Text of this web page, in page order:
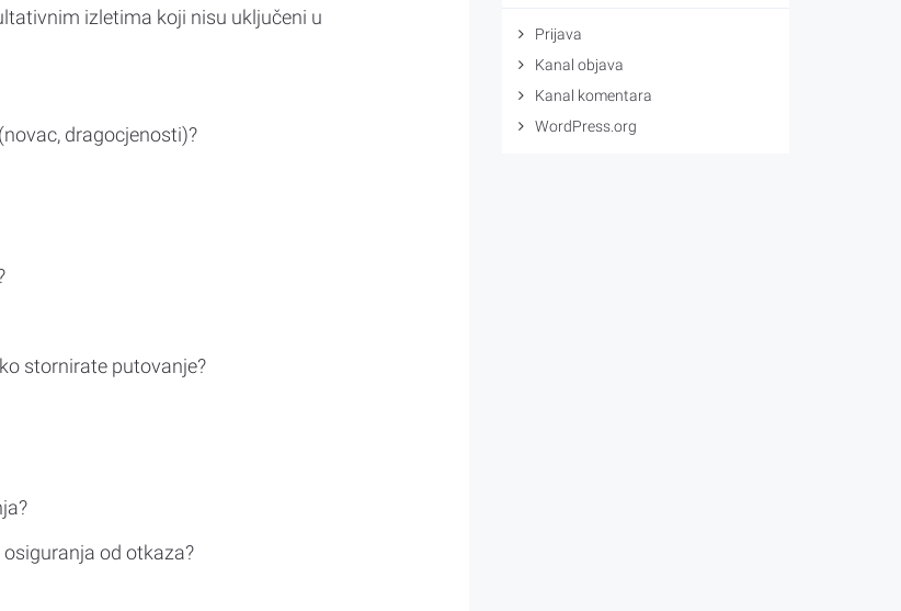
izletima koji nisu uključeni u
dragocjenosti)?
stornirate putovanje?
od otkaza?
Prijava
Kanal objava
Kanal komentara
WordPress.org